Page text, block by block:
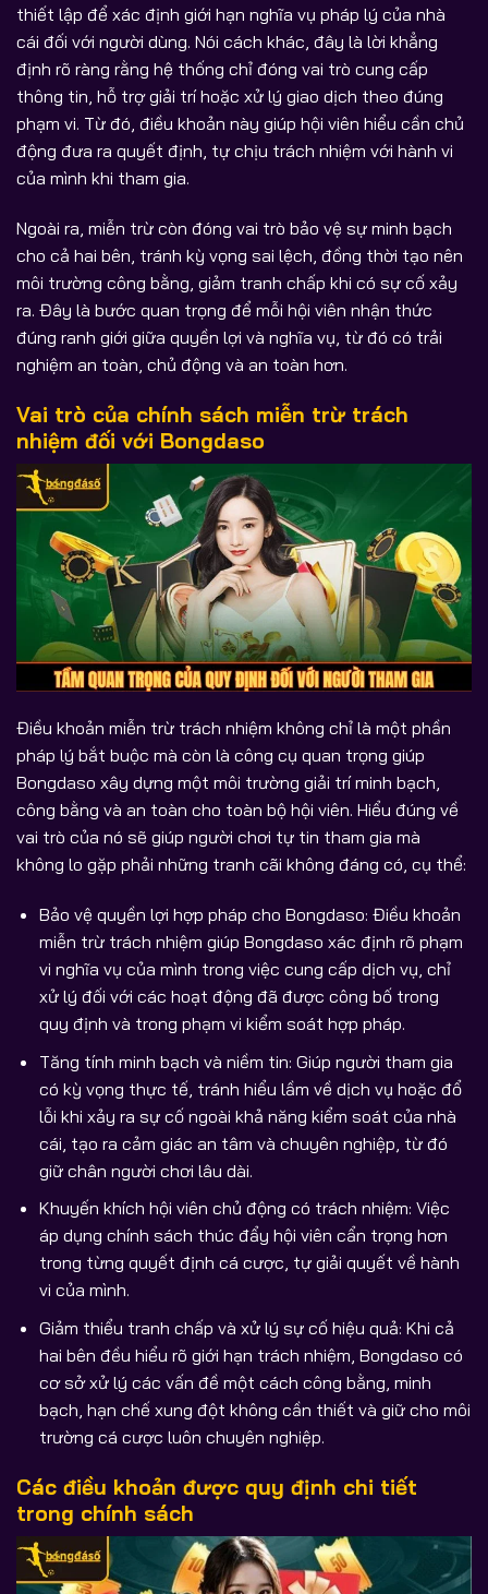
thiết lập để xác định giới hạn nghĩa vụ pháp lý của nhà
cái đối với người dùng. Nói cách khác, đây là lời khẳng
định rõ ràng rằng hệ thống chỉ đóng vai trò cung cấp
thông tin, hỗ trợ giải trí hoặc xử lý giao dịch theo đúng
phạm vi. Từ đó, điều khoản này giúp hội viên hiểu cần chủ
động đưa ra quyết định, tự chịu trách nhiệm với hành vi
của mình khi tham gia.
Ngoài ra, miễn trừ còn đóng vai trò bảo vệ sự minh bạch
cho cả hai bên, tránh kỳ vọng sai lệch, đồng thời tạo nên
môi trường công bằng, giảm tranh chấp khi có sự cố xảy
ra. Đây là bước quan trọng để mỗi hội viên nhận thức
đúng ranh giới giữa quyền lợi và nghĩa vụ, từ đó có trải
nghiệm an toàn, chủ động và an toàn hơn.
Vai trò của chính sách miễn trừ trách
nhiệm đối với Bongdaso
Điều khoản miễn trừ trách nhiệm không chỉ là một phần
pháp lý bắt buộc mà còn là công cụ quan trọng giúp
Bongdaso xây dựng một môi trường giải trí minh bạch,
công bằng và an toàn cho toàn bộ hội viên. Hiểu đúng về
vai trò của nó sẽ giúp người chơi tự tin tham gia mà
không lo gặp phải những tranh cãi không đáng có, cụ thể:
Bảo vệ quyền lợi hợp pháp cho Bongdaso: Điều khoản
miễn trừ trách nhiệm giúp Bongdaso xác định rõ phạm
vi nghĩa vụ của mình trong việc cung cấp dịch vụ, chỉ
xử lý đối với các hoạt động đã được công bố trong
quy định và trong phạm vi kiểm soát hợp pháp.
Tăng tính minh bạch và niềm tin: Giúp người tham gia
có kỳ vọng thực tế, tránh hiểu lầm về dịch vụ hoặc đổ
lỗi khi xảy ra sự cố ngoài khả năng kiểm soát của nhà
cái, tạo ra cảm giác an tâm và chuyên nghiệp, từ đó
giữ chân người chơi lâu dài.
Khuyến khích hội viên chủ động có trách nhiệm: Việc
áp dụng chính sách thúc đẩy hội viên cẩn trọng hơn
trong từng quyết định cá cược, tự giải quyết về hành
vi của mình.
Giảm thiểu tranh chấp và xử lý sự cố hiệu quả: Khi cả
hai bên đều hiểu rõ giới hạn trách nhiệm, Bongdaso có
cơ sở xử lý các vấn đề một cách công bằng, minh
bạch, hạn chế xung đột không cần thiết và giữ cho môi
trường cá cược luôn chuyên nghiệp.
Các điều khoản được quy định chi tiết
trong chính sách